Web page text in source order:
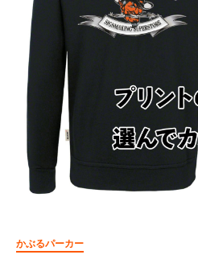
かぶるパーカー